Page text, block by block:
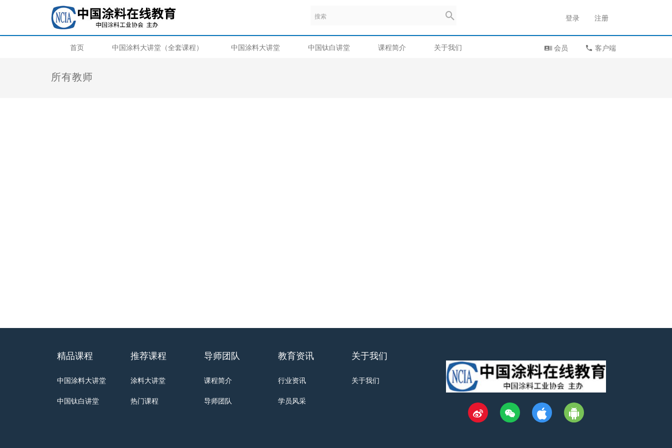
登录 注册
首页 中国涂料大讲堂（全套课程） 中国涂料大讲堂 中国钛白讲堂 课程简介 关于我们 会员 客户端
所有教师
精品课程
中国涂料大讲堂
中国钛白讲堂
推荐课程
涂料大讲堂
热门课程
导师团队
课程简介
导师团队
教育资讯
行业资讯
学员风采
关于我们
关于我们